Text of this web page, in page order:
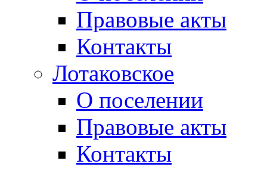
Правовые акты
Контакты
Лотаковское
О поселении
Правовые акты
Контакты